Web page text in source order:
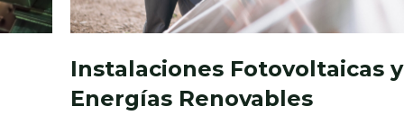
Instalaciones Fotovoltaicas y
Energías Renovables